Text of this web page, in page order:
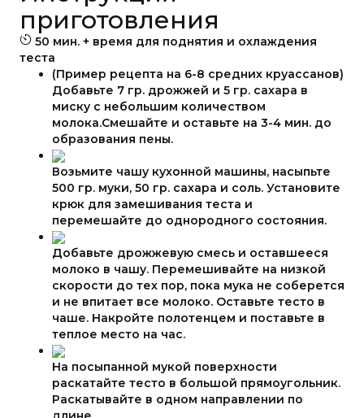
приготовления
50 мин. + время для поднятия и охлаждения
теста
(Пример рецепта на 6-8 средних круассанов)
Добавьте 7 гр. дрожжей и 5 гр. сахара в
миску с небольшим количеством
молока.Смешайте и оставьте на 3-4 мин. до
образования пены.
Возьмите чашу кухонной машины, насыпьте
500 гр. муки, 50 гр. сахара и соль. Установите
крюк для замешивания теста и
перемешайте до однородного состояния.
Добавьте дрожжевую смесь и оставшееся
молоко в чашу. Перемешивайте на низкой
скорости до тех пор, пока мука не соберется
и не впитает все молоко. Оставьте тесто в
чаше. Накройте полотенцем и поставьте в
теплое место на час.
На посыпанной мукой поверхности
раскатайте тесто в большой прямоугольник.
Раскатывайте в одном направлении по